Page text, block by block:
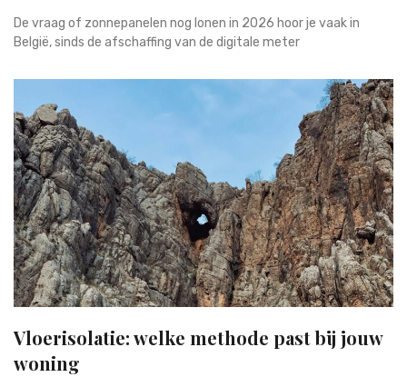
De vraag of zonnepanelen nog lonen in 2026 hoor je vaak in
België, sinds de afschaffing van de digitale meter
Vloerisolatie: welke methode past bij jouw
woning